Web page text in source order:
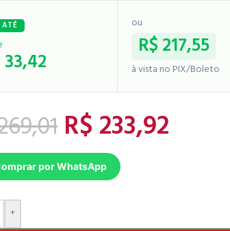
33,42
ou
R$217,55
à vista no PIX/Boleto
R$233,92
por WhatsApp
+